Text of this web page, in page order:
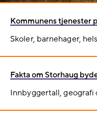
Kommunens tjenester
Skoler, barnehager,
Fakta om Storhaug
Innbyggertall,